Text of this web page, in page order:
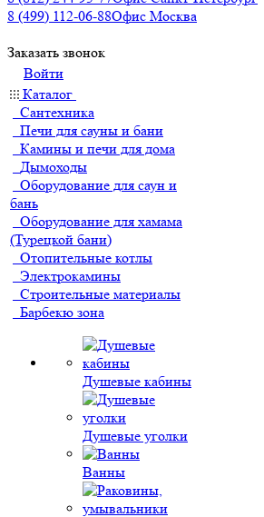
8 (499) 112-06-88Офис Москва
Заказать звонок
Войти
Каталог
Сантехника
Печи для сауны и бани
Камины и печи для дома
Дымоходы
Оборудование для саун и
бань
Оборудование для хамама
(Турецкой бани)
Отопительные котлы
Электрокамины
Строительные материалы
Барбекю зона
Душевые кабины
Душевые уголки
Ванны